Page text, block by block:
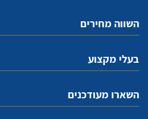
השווה מחירים
בעלי מקצוע
השארו מעודכנים